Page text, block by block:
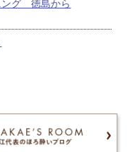
ング 徳島から